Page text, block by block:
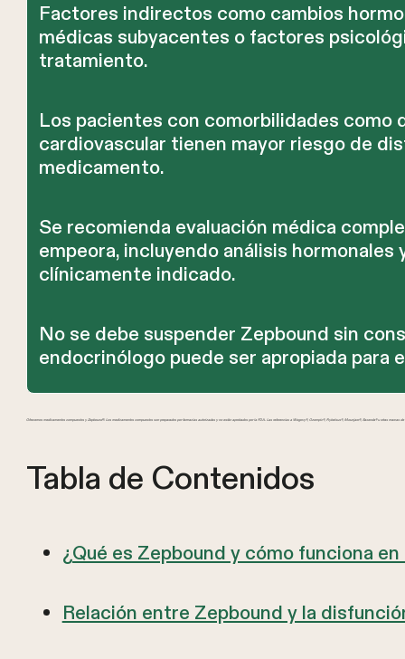
Factores indirectos como cambios
médicas subyacentes o factores
tratamiento.
Los pacientes con comorbilidades
cardiovascular tienen mayor riesgo de
medicamento.
Se recomienda evaluación médica
empeora, incluyendo análisis
clínicamente indicado.
No se debe suspender Zepbound sin
endocrinólogo puede ser apropiada para
Ofrecemos medicamentos compuestos y Zepbound®. Los medicamentos compuestos son preparados por farmacias autorizadas y no están aprobados por la FDA. Las referencias a Wegovy®, Ozempic®, Rybelsus®, Mounjaro®, Saxenda® u otras marcas
Tabla de Contenidos
¿Qué es Zepbound y cómo funciona
Relación entre Zepbound y la